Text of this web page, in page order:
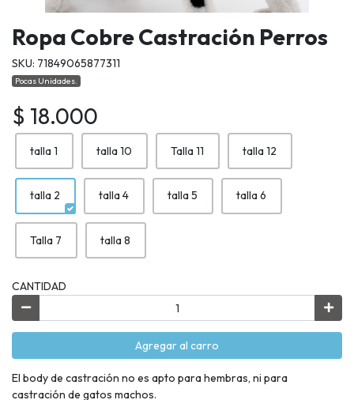
Ropa Cobre Castración Perros
SKU: 71849065877311
Pocas Unidades.
$ 18.000
talla 1 talla 10 Talla 11 talla 12
talla 2 talla 4 talla 5 talla 6
Talla 7 talla 8
CANTIDAD
Agregar al carro
El body de castración no es apto para hembras, ni para
castración de gatos machos.